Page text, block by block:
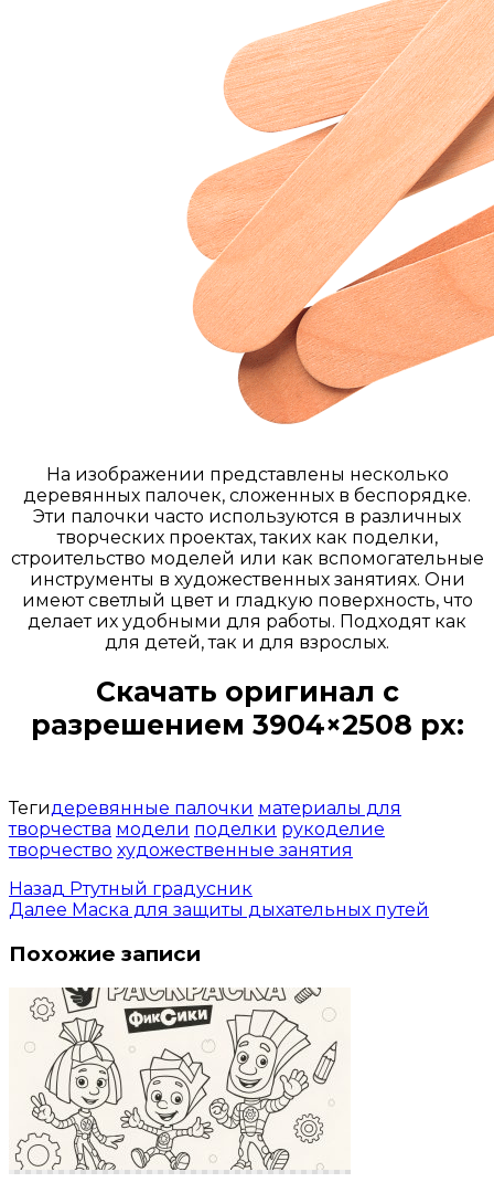
На изображении представлены несколько
деревянных палочек, сложенных в беспорядке.
Эти палочки часто используются в различных
творческих проектах, таких как поделки,
строительство моделей или как вспомогательные
инструменты в художественных занятиях. Они
имеют светлый цвет и гладкую поверхность, что
делает их удобными для работы. Подходят как
для детей, так и для взрослых.
Скачать оригинал с
разрешением 3904×2508 px:
Тегидеревянные палочки материалы для
творчества модели поделки рукоделие
творчество художественные занятия
Назад Ртутный градусник
Далее Маска для защиты дыхательных путей
Похожие записи